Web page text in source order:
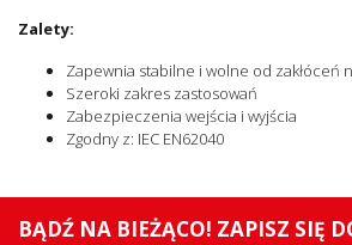
Zalety:
Zapewnia stabilne i wolne od zakłóceń
Szeroki zakres zastosowań
Zabezpieczenia wejścia i wyjścia
Zgodny z: IEC EN62040
BĄDŹ NA BIEŻĄCO! ZAPISZ SIĘ